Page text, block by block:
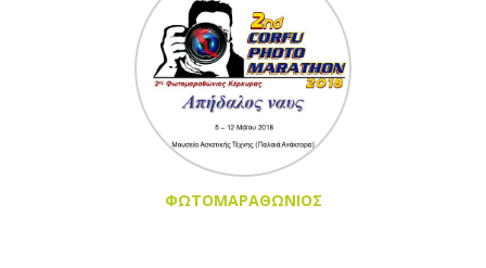
ΦΩΤΟΜΑΡΑΘΩΝΙΟΣ